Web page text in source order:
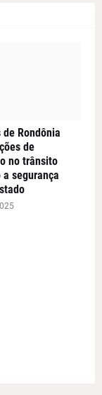
Rondônia
de
no trânsito
segurança